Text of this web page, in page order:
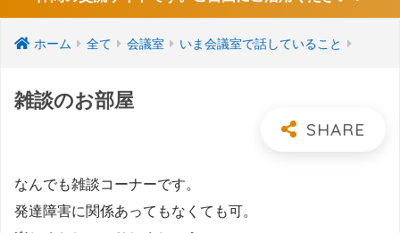
ホーム 全て 会議室 いま会議室で話していること
雑談のお部屋
なんでも雑談コーナーです。
発達障害に関係あってもなくても可。